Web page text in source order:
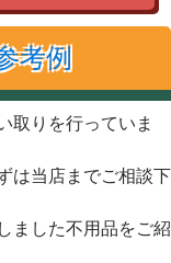
考例
取りを行っていま
は当店までご相談下
ました不用品をご紹